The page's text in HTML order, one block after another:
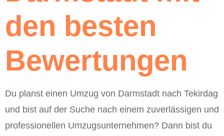
den besten
Bewertungen
Du planst einen Umzug von Darmstadt nach Tekirdag
und bist auf der Suche nach einem zuverlässigen und
professionellen Umzugsunternehmen? Dann bist du